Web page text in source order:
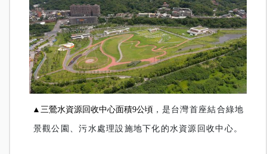
▲ 三鶯水資源回收中心面積9公頃 ， 是台灣首座結合綠地
景觀公園、污水處理設施地下化的水資源回收中心。